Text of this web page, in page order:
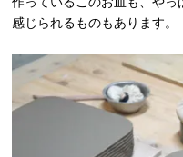
感じられるものもあります。